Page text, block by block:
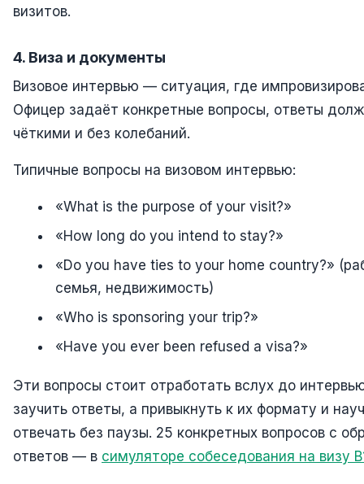
визитов.
4. Виза и документы
Визовое интервью — ситуация, где
Офицер задаёт конкретные вопросы, ответы
чёткими и без колебаний.
Типичные вопросы на визовом интервью:
«What is the purpose of your visit?»
«How long do you intend to stay?»
«Do you have ties to your home country?»
семья, недвижимость)
«Who is sponsoring your trip?»
«Have you ever been refused a visa?»
Эти вопросы стоит отработать вслух до
заучить ответы, а привыкнуть к их формату и
отвечать без паузы. 25 конкретных вопросов с
ответов — в симуляторе собеседования на визу